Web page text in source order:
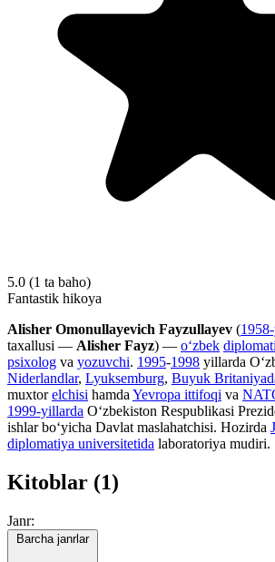
5.0 (1 ta baho)
Fantastik hikoya
Alisher Omonullayevich Fayzullayev (
taxallusi — Alisher Fayz) — oʻzbek diplomati
psixolog va yozuvchi. 1995-1998 yillarda
Niderlandlar, Lyuksemburg, Buyuk
muxtorelchisi hamda Yevropa ittifoqi va
1999-yillarda Oʻzbekiston Respublikasi
ishlar boʻyicha Davlat maslahatchisi. Hozirda
diplomatiya universitetida laboratoriya mudiri.
Kitoblar (1)
Janr:
Barcha janrlar